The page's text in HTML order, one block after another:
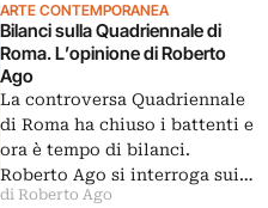
ARTE CONTEMPORANEA
Bilanci sulla Quadriennale di
Roma. L’opinione di Roberto
Ago
La controversa Quadriennale
di Roma ha chiuso i battenti e
ora è tempo di bilanci.
Roberto Ago si interroga sui…
di Roberto Ago